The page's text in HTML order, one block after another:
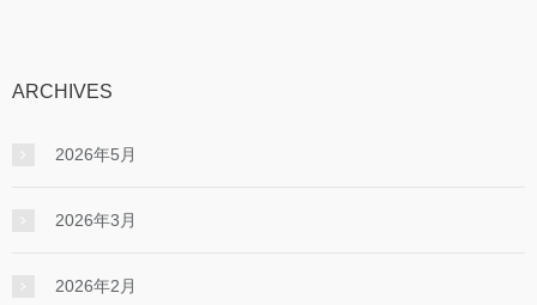
ARCHIVES
2026年5月
2026年3月
2026年2月